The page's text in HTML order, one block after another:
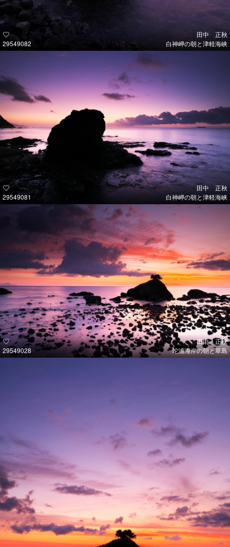
29549082
田中 正秋
白神岬の朝と津軽海峡
29549081
田中 正秋
白神岬の朝と津軽海峡
29549028
田中 正秋
蛇浦海岸の朝と草島